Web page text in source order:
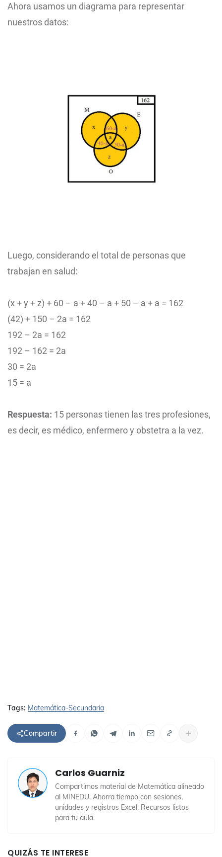
Ahora usamos un diagrama para representar
nuestros datos:
Luego, considerando el total de personas que
trabajan en salud:
(x + y + z) + 60 – a + 40 – a + 50 – a + a = 162
(42) + 150 – 2a = 162
192 – 2a = 162
192 – 162 = 2a
30 = 2a
15 = a
Respuesta: 15 personas tienen las tres profesiones,
es decir, es médico, enfermero y obstetra a la vez.
Tags: Matemática-Secundaria
Compartir
Carlos Guarniz
Compartimos material de Matemática alineado
al MINEDU. Ahorra tiempo con sesiones,
unidades y registros Excel. Recursos listos
para tu aula.
QUIZÁS TE INTERESE